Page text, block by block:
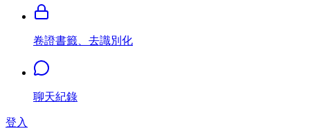
卷證書籤、去識別化
聊天紀錄
登入